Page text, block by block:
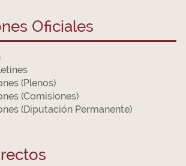
Oficiales
(Plenos)
(Comisiones)
(Diputación Permanente)